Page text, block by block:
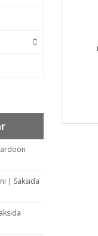
| Saksıda